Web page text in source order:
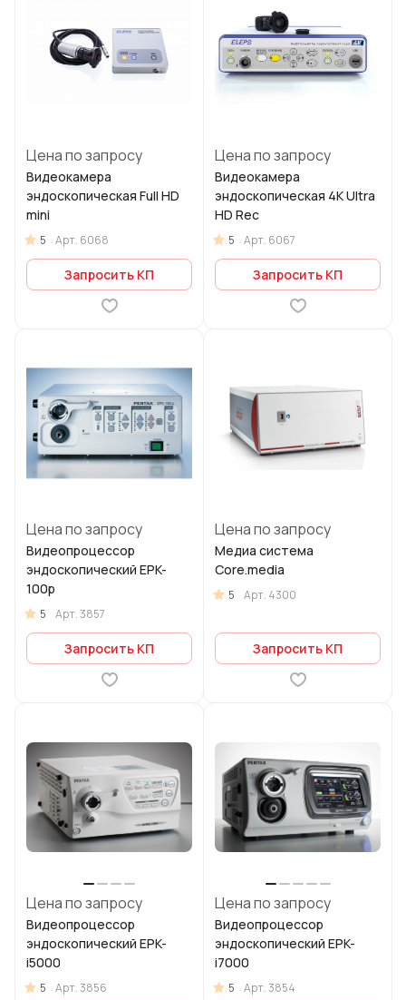
Цена по запросу
Видеокамера
эндоскопическая Full HD
mini
5 Арт. 6068
Запросить КП
Цена по запросу
Видеокамера
эндоскопическая 4K Ultra
HD Rec
5 Арт. 6067
Запросить КП
Цена по запросу
Видеопроцессор
эндоскопический EPK-
100р
5 Арт.3857
Запросить КП
Цена по запросу
Медиа система
Core.media
5 Арт. 4300
Запросить КП
Цена по запросу
Видеопроцессор
эндоскопический EPK-
i5000
5 Арт.3856
Цена по запросу
Видеопроцессор
эндоскопический EPK-
i7000
5 Арт.3854